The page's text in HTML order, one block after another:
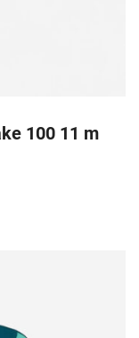
100 11 m